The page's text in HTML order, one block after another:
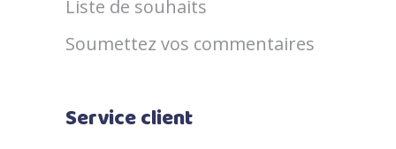
Liste de souhaits
Soumettez vos commentaires
Service client